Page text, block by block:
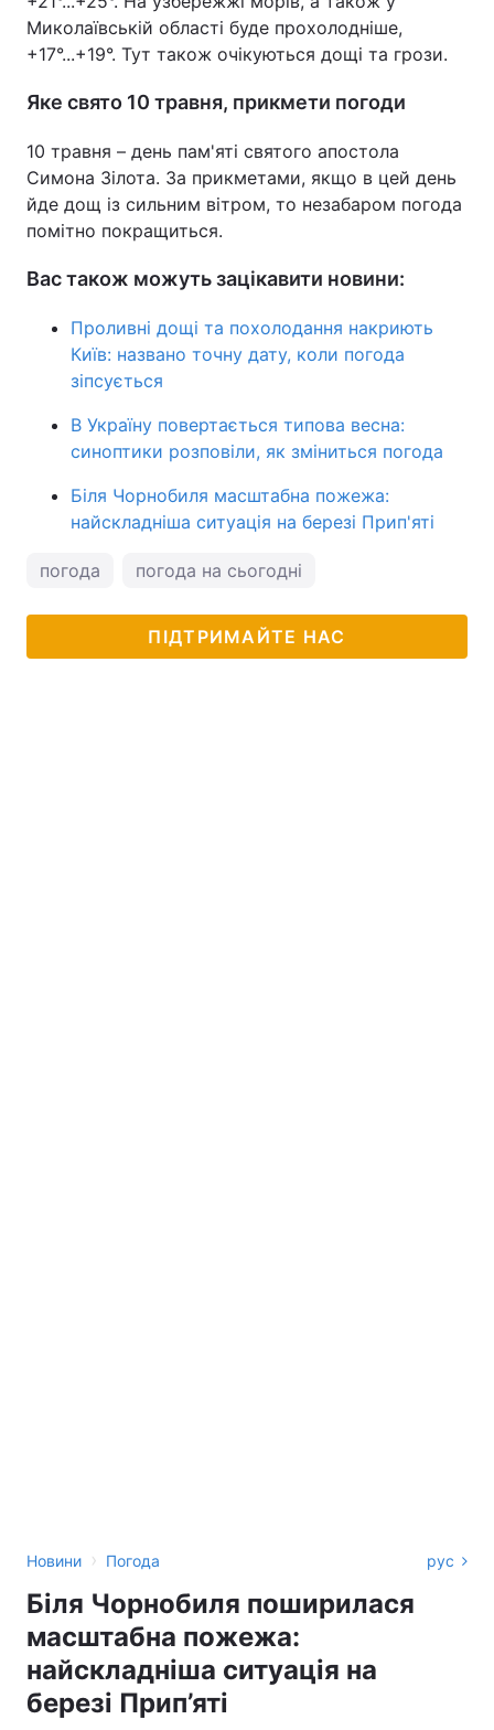
Миколаївській області буде прохолодніше,
+17°...+19°. Тут також очікуються дощі та грози.
Яке свято 10 травня, прикмети погоди
10 травня – день пам'яті святого апостола
Симона Зілота. За прикметами, якщо в цей день
йде дощ із сильним вітром, то незабаром погода
помітно покращиться.
Вас також можуть зацікавити новини:
Проливні дощі та похолодання накриють
Київ: названо точну дату, коли погода
зіпсується
В Україну повертається типова весна:
синоптики розповіли, як зміниться погода
Біля Чорнобиля масштабна пожежа:
найскладніша ситуація на березі Прип'яті
погода погода на сьогодні
ПІДТРИМАЙТЕ НАС
Новини › Погода рус
Біля Чорнобиля поширилася
масштабна пожежа:
найскладніша ситуація на
березі Прип’яті